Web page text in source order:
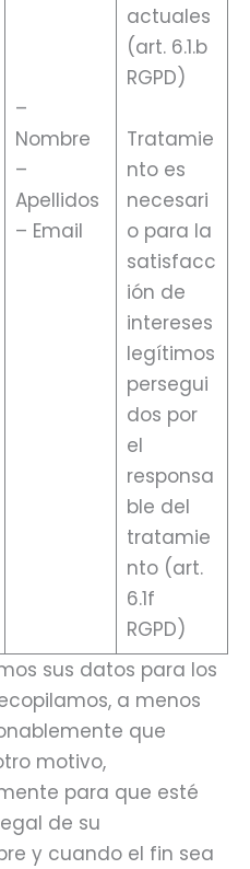
–
Nombre
–
Apellidos
– Email
actuales
(art. 6.1.b
RGPD)
Tratamie
nto es
necesari
o para la
satisfacc
ión de
intereses
legítimos
persegui
dos por
el
responsa
ble del
tratamie
nto (art.
6.1f
RGPD)
sus datos para los
a menos
que
motivo,
para que esté
de su
y cuando el fin sea